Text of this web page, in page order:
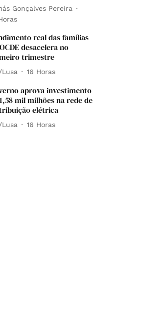
Gonçalves Pereira
real das famílias
desacelera no
trimestre
Lusa 16 Horas
aprova investimento
mil milhões na rede de
elétrica
Lusa 16 Horas